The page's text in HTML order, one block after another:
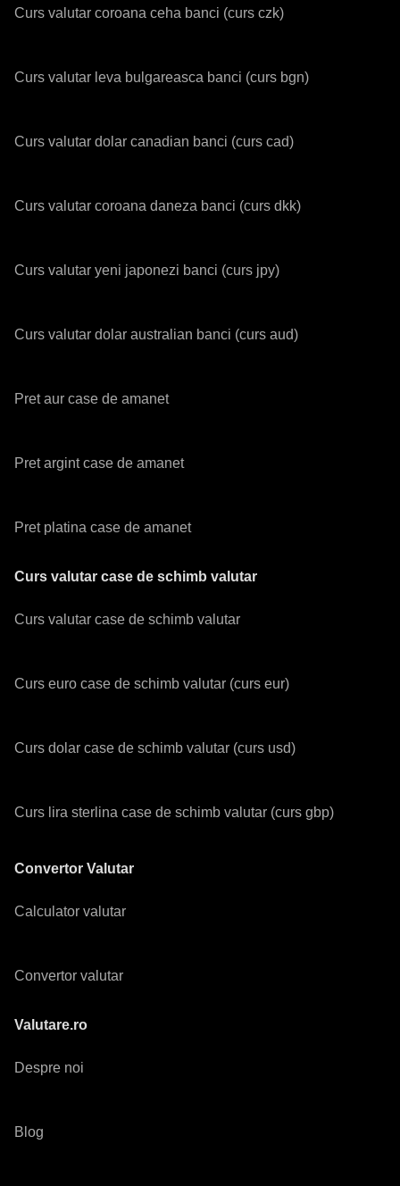
Curs valutar coroana ceha banci (curs czk)
Curs valutar leva bulgareasca banci (curs bgn)
Curs valutar dolar canadian banci (curs cad)
Curs valutar coroana daneza banci (curs dkk)
Curs valutar yeni japonezi banci (curs jpy)
Curs valutar dolar australian banci (curs aud)
Pret aur case de amanet
Pret argint case de amanet
Pret platina case de amanet
Curs valutar case de schimb valutar
Curs valutar case de schimb valutar
Curs euro case de schimb valutar (curs eur)
Curs dolar case de schimb valutar (curs usd)
Curs lira sterlina case de schimb valutar (curs gbp)
Convertor Valutar
Calculator valutar
Convertor valutar
Valutare.ro
Despre noi
Blog